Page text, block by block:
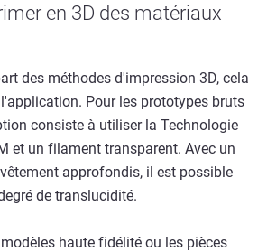
en 3D des matériaux
des méthodes d'impression 3D, cela
Pour les prototypes bruts
consiste à utiliser la Technologie
et un filament transparent. Avec un
approfondis, il est possible
de translucidité.
haute fidélité ou les pièces